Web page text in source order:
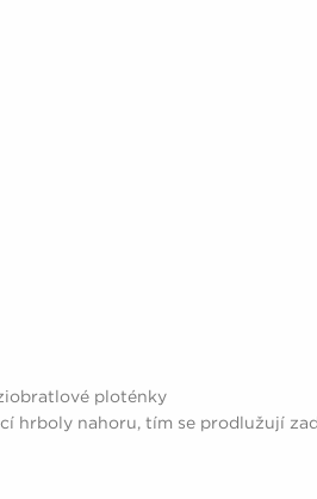
ploténky
hrboly nahoru, tím se prodlužují